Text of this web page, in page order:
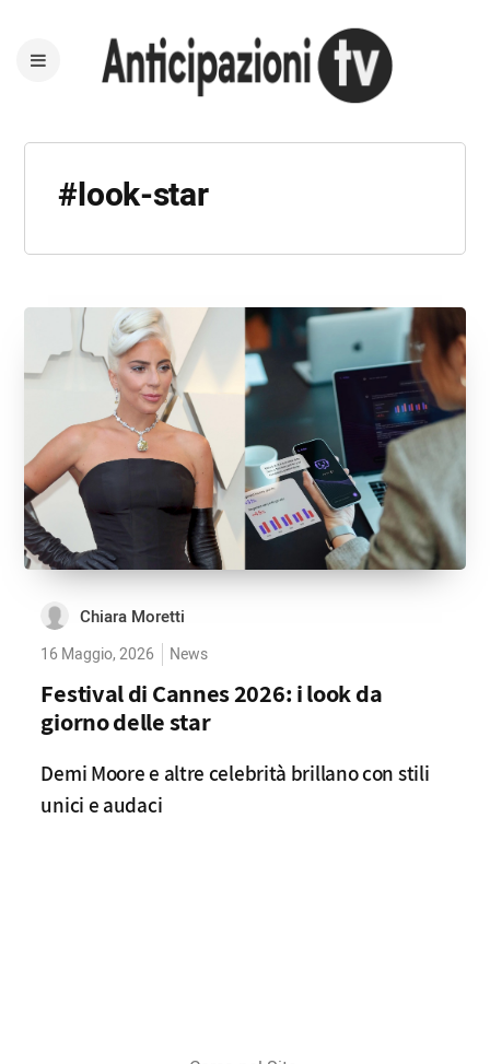
#look-star
Chiara Moretti
16 Maggio, 2026 News
Festival di Cannes 2026: i look da
giorno delle star
Demi Moore e altre celebrità brillano con stili
unici e audaci